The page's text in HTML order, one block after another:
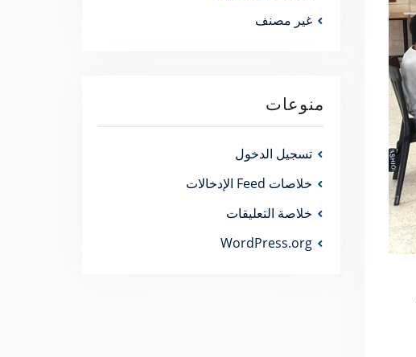
غير مصنف
منوعات
تسجيل الدخول
خلاصات Feed الإدخالات
خلاصة التعليقات
WordPress.org